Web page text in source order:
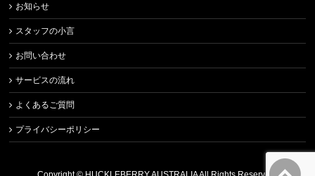
お知らせ
スタッフの小言
お問い合わせ
サービスの流れ
よくあるご質問
プライバシーポリシー